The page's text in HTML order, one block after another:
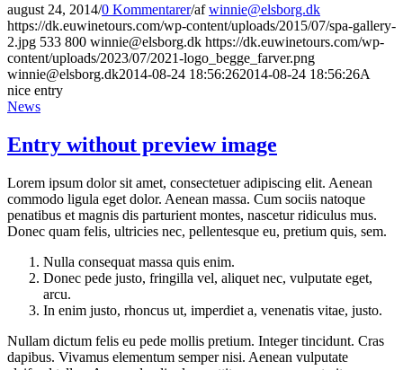
august 24, 2014/0 Kommentarer/afwinnie@elsborg.dk
https://dk.euwinetours.com/wp-content/uploads/2015/07/spa-gallery-
2.jpg 533 800 winnie@elsborg.dk https://dk.euwinetours.com/wp-
content/uploads/2023/07/2021-logo_begge_farver.png
winnie@elsborg.dk2014-08-24 18:56:262014-08-24 18:56:26A
nice entry
News
Entry without preview image
Lorem ipsum dolor sit amet, consectetuer adipiscing elit. Aenean
commodo ligula eget dolor. Aenean massa. Cum sociis natoque
penatibus et magnis dis parturient montes, nascetur ridiculus mus.
Donec quam felis, ultricies nec, pellentesque eu, pretium quis, sem.
Nulla consequat massa quis enim.
Donec pede justo, fringilla vel, aliquet nec, vulputate eget,
arcu.
In enim justo, rhoncus ut, imperdiet a, venenatis vitae, justo.
Nullam dictum felis eu pede mollis pretium. Integer tincidunt. Cras
dapibus. Vivamus elementum semper nisi. Aenean vulputate